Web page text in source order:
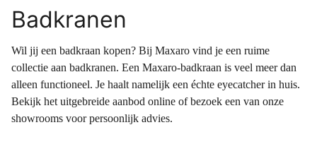
Badkranen
Wil jij een badkraan kopen? Bij Maxaro vind je een ruime
collectie aan badkranen. Een Maxaro-badkraan is veel meer dan
alleen functioneel. Je haalt namelijk een échte eyecatcher in huis.
Bekijk het uitgebreide aanbod online of bezoek een van onze
showrooms voor persoonlijk advies.